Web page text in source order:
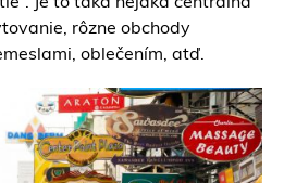
rôzne obchody
oblečením, atď.